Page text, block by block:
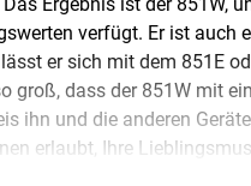
verfügt. Er ist auch
er sich mit dem 851E
groß, dass der 851W mit
ihn und die anderen
erlaubt, Ihre